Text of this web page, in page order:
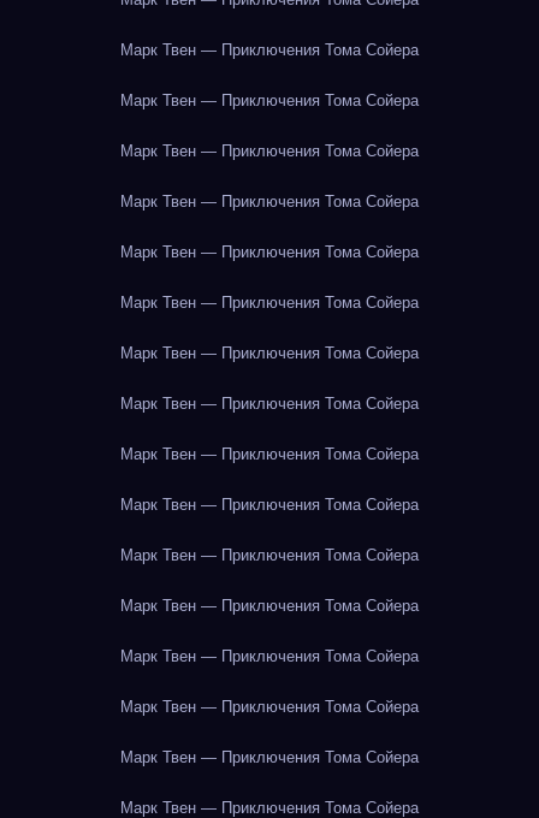
Марк Твен — Приключения Тома Сойера
Марк Твен — Приключения Тома Сойера
Марк Твен — Приключения Тома Сойера
Марк Твен — Приключения Тома Сойера
Марк Твен — Приключения Тома Сойера
Марк Твен — Приключения Тома Сойера
Марк Твен — Приключения Тома Сойера
Марк Твен — Приключения Тома Сойера
Марк Твен — Приключения Тома Сойера
Марк Твен — Приключения Тома Сойера
Марк Твен — Приключения Тома Сойера
Марк Твен — Приключения Тома Сойера
Марк Твен — Приключения Тома Сойера
Марк Твен — Приключения Тома Сойера
Марк Твен — Приключения Тома Сойера
Марк Твен — Приключения Тома Сойера